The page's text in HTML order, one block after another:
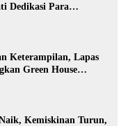
Dedikasi Para
Keterampilan, Lapas
Green House
Kemiskinan Turun,